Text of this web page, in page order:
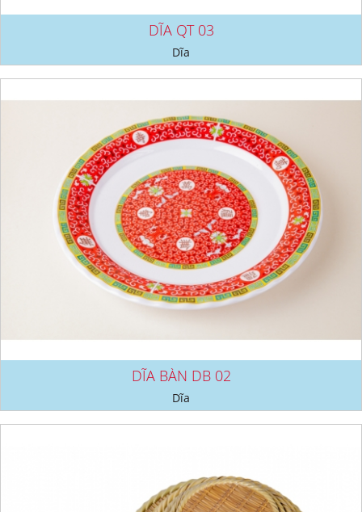
DĨA QT 03
Dĩa
DĨA BÀN DB 02
Dĩa